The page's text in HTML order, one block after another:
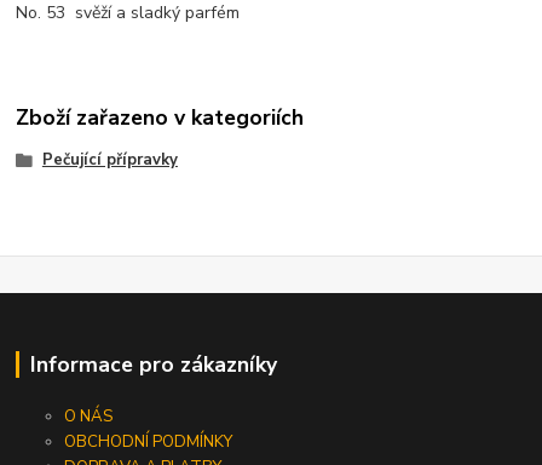
No. 53 svěží a sladký parfém
Zboží zařazeno v kategoriích
Pečující přípravky
Informace pro zákazníky
O NÁS
OBCHODNÍ PODMÍNKY